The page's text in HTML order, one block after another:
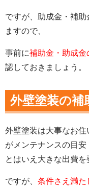
ですが、助成金・補
ますので、
事前に補助金・助成
認しておきましょう。
外壁塗装の補
外壁塗装は大事なお
がメンテナンスの目安
とはいえ大きな出費を
ですが、 条件さえ満た